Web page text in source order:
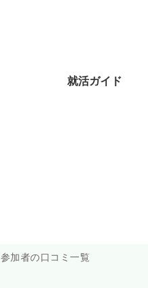
就活ガイド
参加者の口コミ一覧